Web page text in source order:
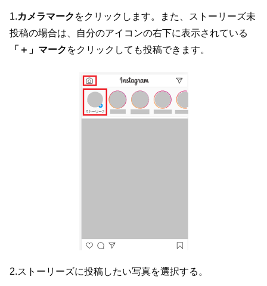
1.カメラマーク をクリックします。また、ストーリーズ未
投稿の場合は、自分のアイコンの右下に表示されている
「＋」マーク をクリックしても投稿できます。
2.ストーリーズに投稿したい写真を選択する。